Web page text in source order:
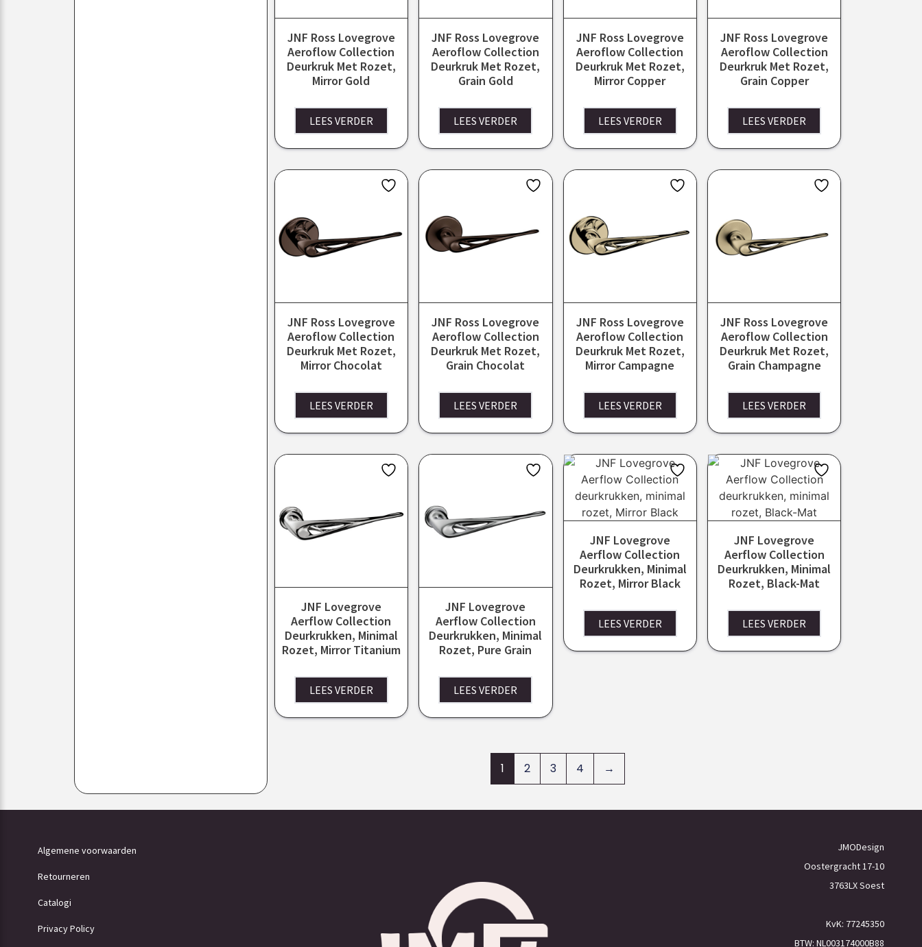
JNF Ross Lovegrove
Aeroflow Collection
Deurkruk Met Rozet,
Mirror Gold
LEES VERDER
JNF Ross Lovegrove
Aeroflow Collection
Deurkruk Met Rozet,
Grain Gold
LEES VERDER
JNF Ross Lovegrove
Aeroflow Collection
Deurkruk Met Rozet,
Mirror Copper
LEES VERDER
JNF Ross Lovegrove
Aeroflow Collection
Deurkruk Met Rozet,
Grain Copper
LEES VERDER
JNF Ross Lovegrove
Aeroflow Collection
Deurkruk Met Rozet,
Mirror Chocolat
LEES VERDER
JNF Ross Lovegrove
Aeroflow Collection
Deurkruk Met Rozet,
Grain Chocolat
LEES VERDER
JNF Ross Lovegrove
Aeroflow Collection
Deurkruk Met Rozet,
Mirror Campagne
LEES VERDER
JNF Ross Lovegrove
Aeroflow Collection
Deurkruk Met Rozet,
Grain Champagne
LEES VERDER
JNF Lovegrove
Aerflow Collection
Deurkrukken, Minimal
Rozet, Mirror Titanium
LEES VERDER
JNF Lovegrove
Aerflow Collection
Deurkrukken, Minimal
Rozet, Pure Grain
LEES VERDER
JNF Lovegrove
Aerflow Collection
Deurkrukken, Minimal
Rozet, Mirror Black
LEES VERDER
JNF Lovegrove
Aerflow Collection
Deurkrukken, Minimal
Rozet, Black-Mat
LEES VERDER
1 2 3 4 →
Algemene voorwaarden
Retourneren
Catalogi
Privacy Policy
JMODesign
Oostergracht 17-10
3763LX Soest
KvK: 77245350
BTW: NL003174000B88